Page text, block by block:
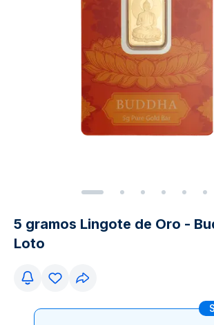
5 gramos Lingote de Oro -
Loto